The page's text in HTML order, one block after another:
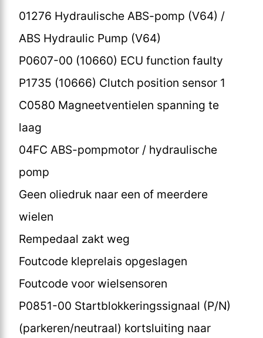
01276 Hydraulische ABS-pomp (V64) /
ABS Hydraulic Pump (V64)
P0607-00 (10660) ECU function faulty
P1735 (10666) Clutch position sensor 1
C0580 Magneetventielen spanning te
laag
04FC ABS-pompmotor / hydraulische
pomp
Geen oliedruk naar een of meerdere
wielen
Rempedaal zakt weg
Foutcode kleprelais opgeslagen
Foutcode voor wielsensoren
P0851-00 Startblokkeringssignaal (P/N)
(parkeren/neutraal) kortsluiting naar